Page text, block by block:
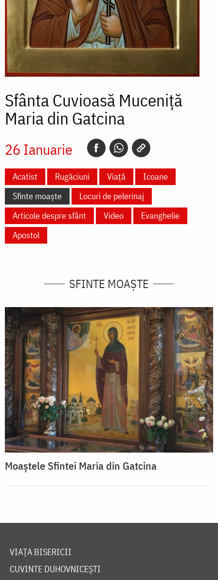
Sfânta Cuvioasă Muceniță
Maria din Gatcina
26 Ianuarie
Acatist Rugăciuni Viață
Icoane
Sfinte moaște
Locuri de pelerinaj
Articole despre sfânt
Video
Evanghelie
Apostol
SFINTE MOAȘTE
Moaștele Sfintei Maria din Gatcina
VIAȚA BISERICII
CUVINTE DUHOVNICEȘTI